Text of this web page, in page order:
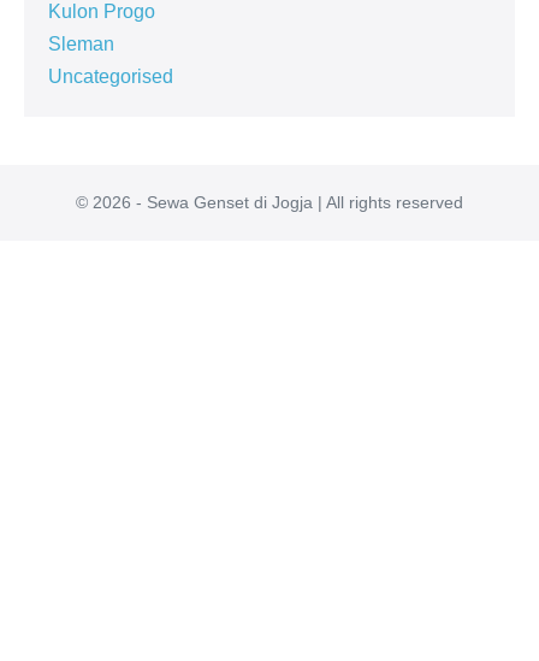
Kulon Progo
Sleman
Uncategorised
© 2026 - Sewa Genset di Jogja | All rights reserved